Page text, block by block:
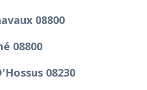
08800
08800
08230